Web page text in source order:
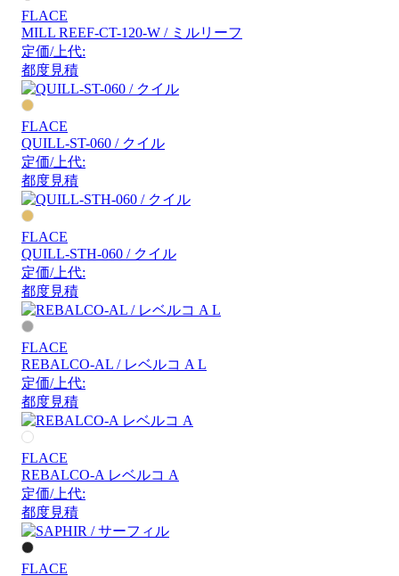
FLACE
MILL REEF-CT-120-W / ミルリーフ
定価/上代:
都度見積
FLACE
QUILL-ST-060 / クイル
定価/上代:
都度見積
FLACE
QUILL-STH-060 / クイル
定価/上代:
都度見積
FLACE
REBALCO-AL / レベルコ A L
定価/上代:
都度見積
FLACE
REBALCO-A レベルコ A
定価/上代:
都度見積
FLACE